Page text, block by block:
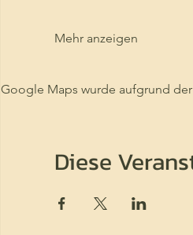
Mehr anzeigen
Google Maps wurde aufgrund
Diese